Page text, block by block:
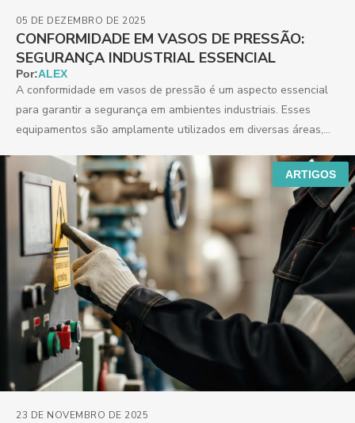
CONFORMIDADE EM VASOS DE PRESSÃO:
SEGURANÇA INDUSTRIAL ESSENCIAL
05 DE DEZEMBRO DE 2025
Por:ALEX
A conformidade em vasos de pressão é um aspecto essencial
para garantir a segurança em ambientes industriais. Esses
equipamentos são amplamente utilizados em diversas áreas,...
ARTIGOS
23 DE NOVEMBRO DE 2025